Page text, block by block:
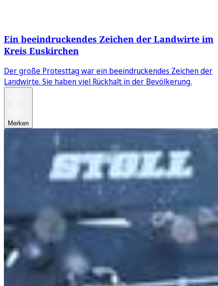
Ein beeindruckendes Zeichen der Landwirte im
Kreis Euskirchen
Der große Protesttag war ein beeindruckendes Zeichen der
Landwirte. Sie haben viel Rückhalt in der Bevölkerung.
Merken